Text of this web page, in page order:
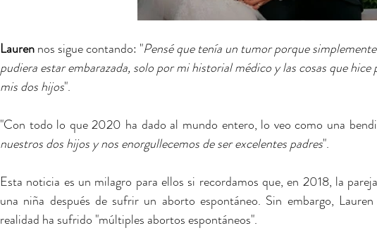
Lauren nos sigue contando: "Pensé que tenía un tumor porque
pudiera estar embarazada, solo por mi historial médico y las cosas que hice
mis dos hijos".
"Con todo lo que 2020 ha dado al mundo entero, lo veo como una
nuestros dos hijos y nos enorgullecemos de ser excelentes padres".
Esta noticia es un milagro para ellos si recordamos que, en 2018, la
una niña después de sufrir un aborto espontáneo. Sin embargo,
realidad ha sufrido "múltiples abortos espontáneos".